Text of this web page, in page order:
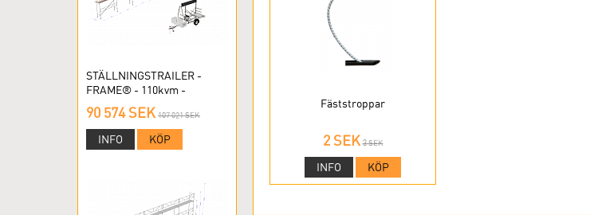
STÄLLNINGSTRAILER -
FRAME® - 110kvm -
RAMSTÄLLNING
90 574 SEK 107 021 SEK
INFO KÖP
Fäststroppar
2 SEK 3 SEK
INFO KÖP